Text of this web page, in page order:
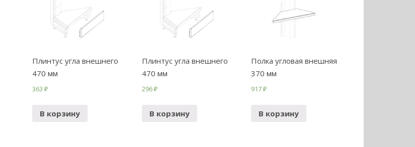
Плинтус угла внешнего
470 мм
363 ₽
В корзину
Плинтус угла внешнего
470 мм
296₽
В корзину
Полка угловая внешняя
370 мм
917₽
В корзину